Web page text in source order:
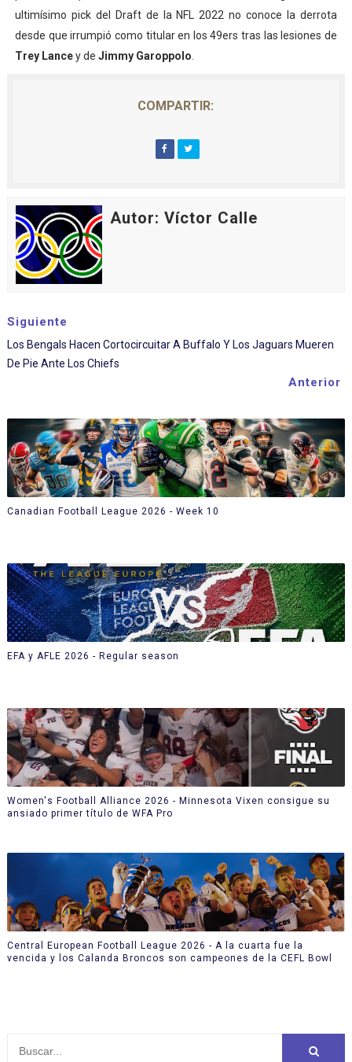
ultimísimo pick del Draft de la NFL 2022 no conoce la derrota
desde que irrumpió como titular en los 49ers tras las lesiones de
Trey Lancey de Jimmy Garoppolo
COMPARTIR:
Autor: Víctor Calle
Siguiente
Los Bengals Hacen Cortocircuitar A Buffalo Y Los Jaguars Mueren
De Pie Ante Los Chiefs
Anterior
Canadian Football League 2026 - Week 10
EFA y AFLE 2026 - Regular season
Women's Football Alliance 2026 - Minnesota Vixen consigue su
ansiado primer título de WFA Pro
Central European Football League 2026 - A la cuarta fue la
vencida y los Calanda Broncos son campeones de la CEFL Bowl